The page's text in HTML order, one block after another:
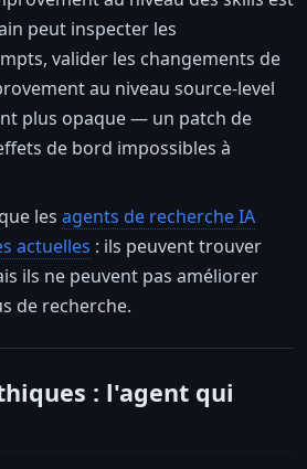
peut inspecter les
valider les changements de
au niveau source-level
plus opaque — un patch de
de bord impossibles à
les agents de recherche IA
actuelles : ils peuvent trouver
ils ne peuvent pas améliorer
de recherche.
: l'agent qui